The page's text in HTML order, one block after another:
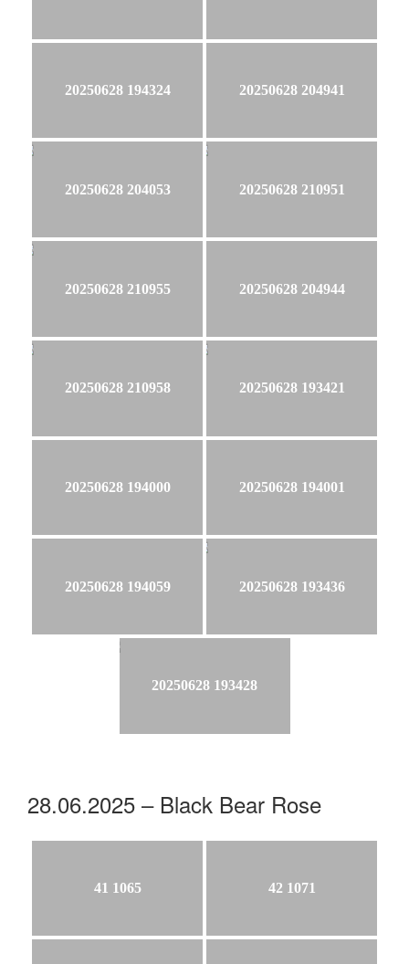
20250628 194324 20250628 204941
20250628 204053 20250628 210951
20250628 210955 20250628 204944
20250628 210958 20250628 193421
20250628 194000 20250628 194001
20250628 194059 20250628 193436
20250628 193428
28.06.2025 – Black Bear Rose
41 1065 42 1071